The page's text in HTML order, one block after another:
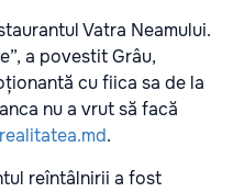
Vatra Neamului.
a povestit Grâu,
cu fiica sa de la
nu a vrut să facă
realitatea.md.
reîntâlnirii a fost